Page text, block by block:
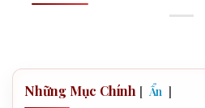
Những Mục Chính [ Ẩn ]